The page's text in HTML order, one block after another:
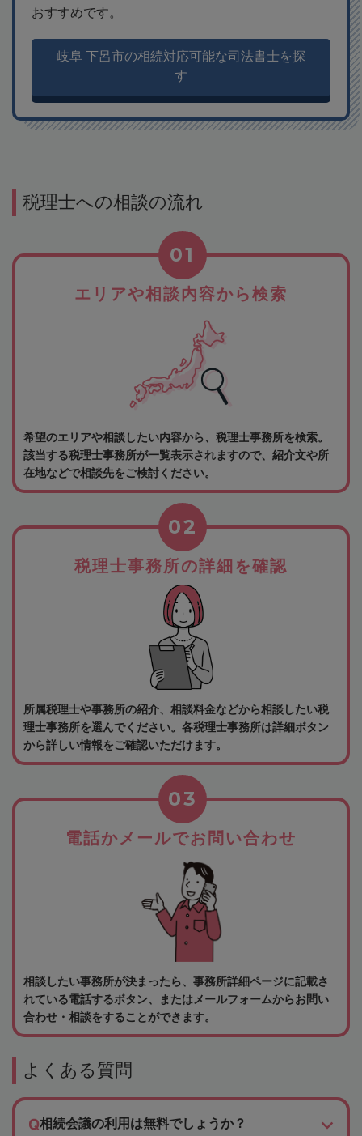
おすすめです。
岐阜 下呂市の相続対応可能な司法書士を探
す
税理士への相談の流れ
エリアや相談内容から検索
01
希望のエリアや相談したい内容から、税理士事務所を検索。
該当する税理士事務所が一覧表示されますので、紹介文や所
在地などで相談先をご検討ください。
税理士事務所の詳細を確認
02
所属税理士や事務所の紹介、相談料金などから相談したい税
理士事務所を選んでください。各税理士事務所は詳細ボタン
から詳しい情報をご確認いただけます。
電話かメールでお問い合わせ
03
相談したい事務所が決まったら、事務所詳細ページに記載さ
れている電話するボタン、またはメールフォームからお問い
合わせ・相談をすることができます。
よくある質問
相続会議の利用は無料でしょうか？